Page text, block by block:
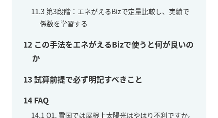
11.3 第3段階：エネがえるBizで定量比較し、実績で
係数を学習する
12 この手法をエネがえるBizで使うと何が良いの
か
13試算前提で必ず明記すべきこと
14 FAQ
14.1 Q1. 雪国では屋根上太陽光はやはり不利ですか。